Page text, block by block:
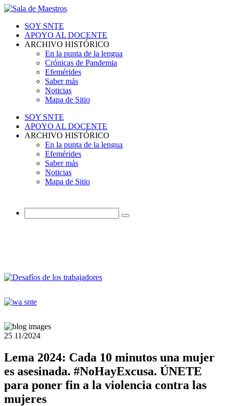
SOY SNTE
APOYO AL DOCENTE
ARCHIVO HISTÓRICO
En la punta de la lengua
Crónicas de Pandemia
Efemérides
Saber más
Noticias
Mapa de Sitio
SOY SNTE
APOYO AL DOCENTE
ARCHIVO HISTÓRICO
En la punta de la lengua
Efemérides
Saber más
Noticias
Mapa de Sitio
25 11/2024
Lema 2024: Cada 10 minutos una mujer
es asesinada. #NoHayExcusa. ÚNETE
para poner fin a la violencia contra las
mujeres